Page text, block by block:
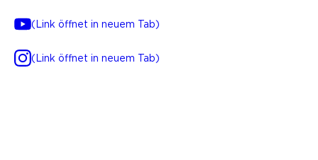
(Link öffnet in neuem Tab)
(Link öffnet in neuem Tab)